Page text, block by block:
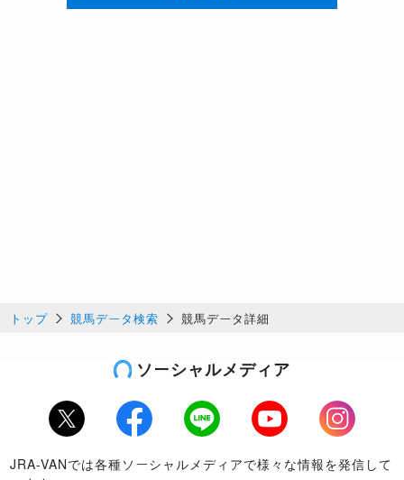
トップ 競馬データ検索 競馬データ詳細
ソーシャルメディア
Twitter Facebook LINE Youtube
Instagram
JRA-VANでは各種ソーシャルメディアで様々な情報を発信して